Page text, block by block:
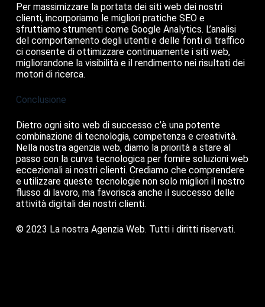
Per massimizzare la portata dei siti web dei nostri
clienti, incorporiamo le migliori pratiche SEO e
sfruttiamo strumenti come Google Analytics. L’analisi
del comportamento degli utenti e delle fonti di traffico
ci consente di ottimizzare continuamente i siti web,
migliorandone la visibilità e il rendimento nei risultati dei
motori di ricerca.
Conclusione
Dietro ogni sito web di successo c’è una potente
combinazione di tecnologia, competenza e creatività.
Nella nostra agenzia web, diamo la priorità a stare al
passo con la curva tecnologica per fornire soluzioni web
eccezionali ai nostri clienti. Crediamo che comprendere
e utilizzare queste tecnologie non solo migliori il nostro
flusso di lavoro, ma favorisca anche il successo delle
attività digitali dei nostri clienti.
© 2023 La nostra Agenzia Web. Tutti i diritti riservati.